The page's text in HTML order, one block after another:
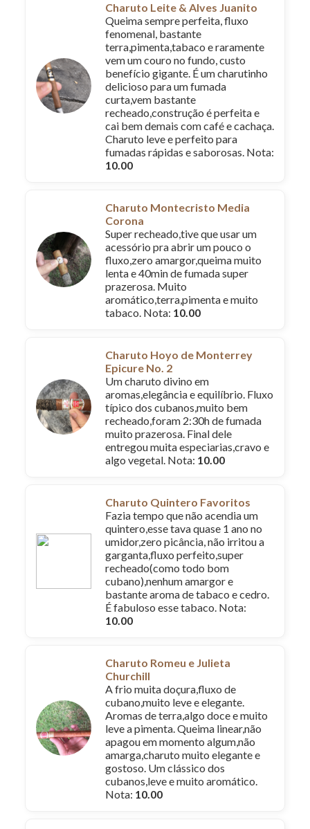
Charuto Leite & Alves Juanito
Queima sempre perfeita, fluxo
fenomenal, bastante
terra,pimenta,tabaco e raramente
vem um couro no fundo, custo
benefício gigante. É um charutinho
delicioso para um fumada
curta,vem bastante
recheado,construção é perfeita e
cai bem demais com café e cachaça.
Charuto leve e perfeito para
fumadas rápidas e saborosas. Nota:
10.00
Charuto Montecristo Media
Corona
Super recheado,tive que usar um
acessório pra abrir um pouco o
fluxo,zero amargor,queima muito
lenta e 40min de fumada super
prazerosa. Muito
aromático,terra,pimenta e muito
tabaco. Nota: 10.00
Charuto Hoyo de Monterrey
Epicure No. 2
Um charuto divino em
aromas,elegância e equilíbrio. Fluxo
típico dos cubanos,muito bem
recheado,foram 2:30h de fumada
muito prazerosa. Final dele
entregou muita especiarias,cravo e
algo vegetal. Nota: 10.00
Charuto Quintero Favoritos
Fazia tempo que não acendia um
quintero,esse tava quase 1 ano no
umidor,zero picância, não irritou a
garganta,fluxo perfeito,super
recheado(como todo bom
cubano),nenhum amargor e
bastante aroma de tabaco e cedro.
É fabuloso esse tabaco. Nota:
10.00
Charuto Romeu e Julieta
Churchill
A frio muita doçura,fluxo de
cubano,muito leve e elegante.
Aromas de terra,algo doce e muito
leve a pimenta. Queima linear,não
apagou em momento algum,não
amarga,charuto muito elegante e
gostoso. Um clássico dos
cubanos,leve e muito aromático.
Nota: 10.00